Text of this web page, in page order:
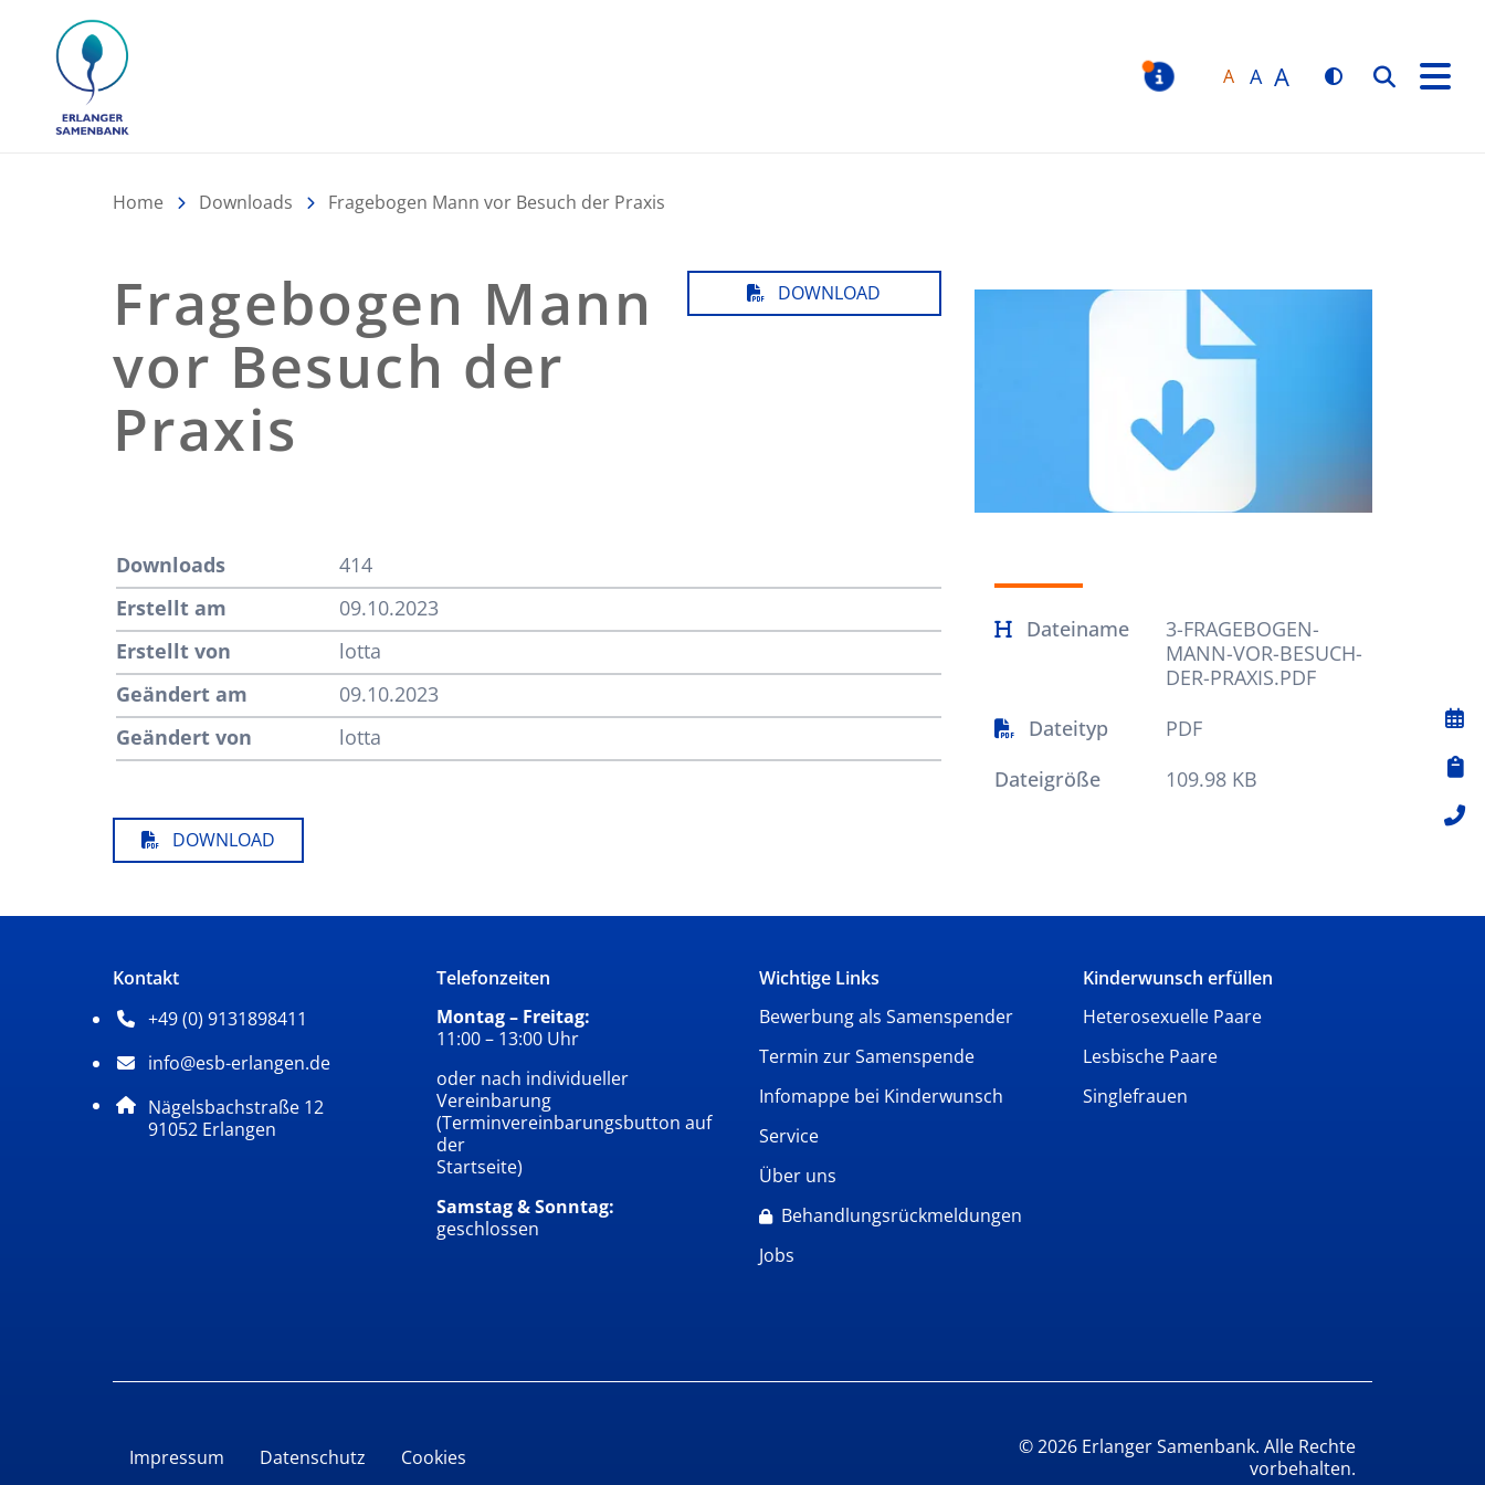
A A A Suchen
Home Downloads Fragebogen Mann vor Besuch der Praxis
Fragebogen Mann
vor Besuch der
Praxis
DOWNLOAD
Downloads
414
Erstellt am
09.10.2023
Erstellt von
lotta
Geändert am
09.10.2023
Geändert von
lotta
Dateiname
3-FRAGEBOGEN-
MANN-VOR-BESUCH-
DER-PRAXIS.PDF
Dateityp
PDF
Dateigröße
109.98 KB
DOWNLOAD
Kontakt
+49 (0) 9131898411
Telefonnummer: 4 9 0 9 1 3 1 8 9 8 4 1 1
info@esb-erlangen.de
E-Mail Adresse: info@esb-erlangen.de
Adresse:
Nägelsbachstraße 12
91052 , 9 1 0 5 2
Erlangen
Telefonzeiten
Montag – Freitag:
11:00 – 13:00 Uhr
oder nach individueller
Vereinbarung
(Terminvereinbarungsbutton auf
der
Startseite)
Samstag & Sonntag:
geschlossen
Wichtige Links
Bewerbung als Samenspender
Termin zur Samenspende
Infomappe bei Kinderwunsch
Service
Über uns
Behandlungsrückmeldungen
Jobs
Kinderwunsch erfüllen
Heterosexuelle Paare
Lesbische Paare
Singlefrauen
Impressum Datenschutz Cookies © 2026 Erlanger Samenbank. Alle Rechte
vorbehalten.